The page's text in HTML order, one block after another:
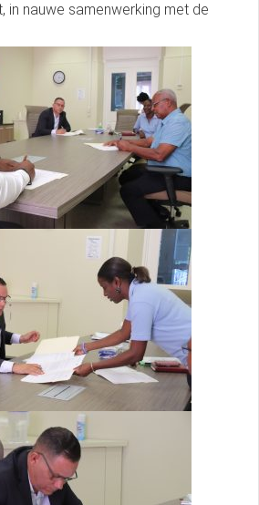
in nauwe samenwerking met de